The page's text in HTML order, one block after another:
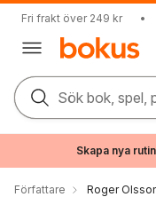
Fri frakt över 249 kr •
Sök bok, spel,
Skapa nya
Författare Roger